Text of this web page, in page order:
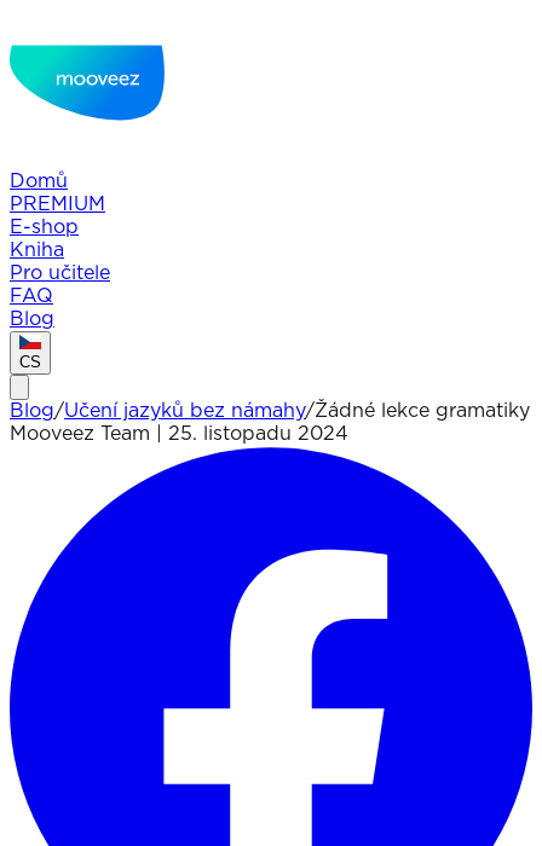
Domů
PREMIUM
E-shop
Kniha
Pro učitele
FAQ
Blog
CS
Blog/Učení jazyků bez námahy/Žádné lekce gramatiky
Mooveez Team
25. listopadu 2024